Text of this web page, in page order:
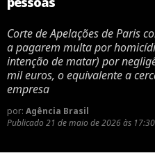
Corte de Apelações de Paris
a pagarem multa por
intenção de matar) por
mil euros, o equivalente a
empresa
por: Agência Brasil
Publicado 21 de maio de 2026 às 17:30